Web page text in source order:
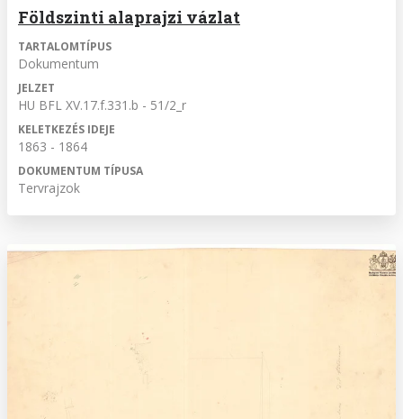
Földszinti alaprajzi vázlat
TARTALOMTÍPUS
Dokumentum
JELZET
HU BFL XV.17.f.331.b - 51/2_r
KELETKEZÉS IDEJE
1863 - 1864
DOKUMENTUM TÍPUSA
Tervrajzok